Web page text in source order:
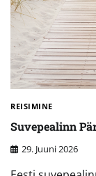
REISIMINE
Suvepealinn
29. Juuni 2026